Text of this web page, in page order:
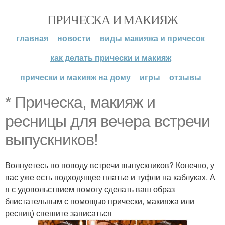
ПРИЧЕСКА И МАКИЯЖ
главная новости
виды макияжа и причесок
как делать прически и макияж
прически и макияж на дому
игры отзывы
* Прическа, макияж и
ресницы для вечера встречи
выпускников!
Волнуетесь по поводу встречи выпускников? Конечно, у
вас уже есть подходящее платье и туфли на каблуках. А
я с удовольствием помогу сделать ваш образ
блистательным с помощью прически, макияжа или
ресниц) спешите записаться